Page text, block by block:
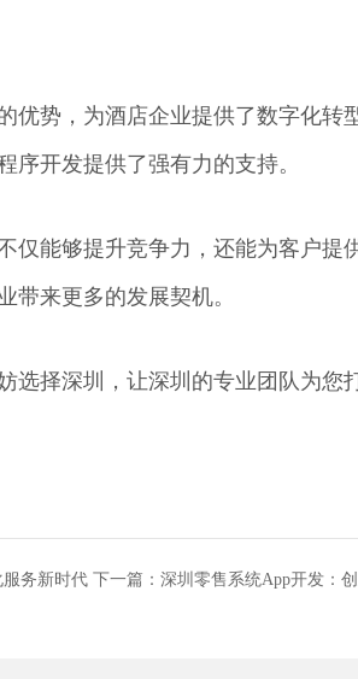
优势，为酒店企业提供了数字化
序开发提供了强有力的支持。
仅能够提升竞争力，还能为客户
带来更多的发展契机。
选择深圳，让深圳的专业团队为
务新时代 下一篇： 深圳零售系统App开发：